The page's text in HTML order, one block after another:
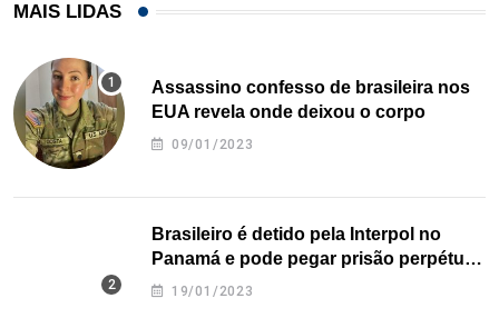
MAIS LIDAS
Assassino confesso de brasileira nos
EUA revela onde deixou o corpo
09/01/2023
Brasileiro é detido pela Interpol no
Panamá e pode pegar prisão perpétua
nos EUA
19/01/2023